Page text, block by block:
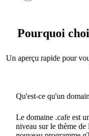
Pourquoi
Un aperçu rapide pour
Qu'est-ce qu'un
Le domaine .cafe est
niveau sur le thème de